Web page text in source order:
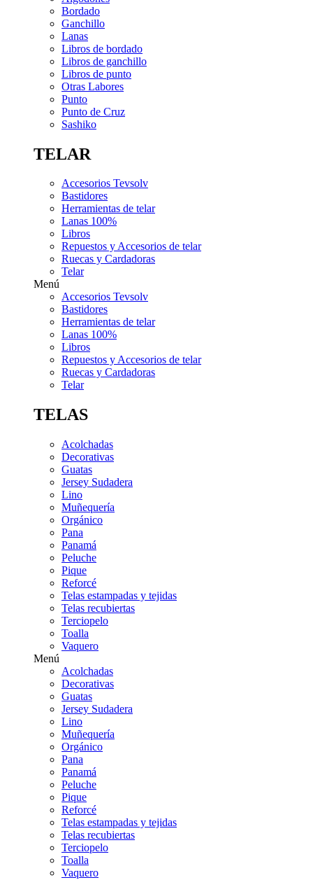
Bordado
Ganchillo
Lanas
Libros de bordado
Libros de ganchillo
Libros de punto
Otras Labores
Punto
Punto de Cruz
Sashiko
TELAR
Accesorios Tevsolv
Bastidores
Herramientas de telar
Lanas 100%
Libros
Repuestos y Accesorios de telar
Ruecas y Cardadoras
Telar
Menú
Accesorios Tevsolv
Bastidores
Herramientas de telar
Lanas 100%
Libros
Repuestos y Accesorios de telar
Ruecas y Cardadoras
Telar
TELAS
Acolchadas
Decorativas
Guatas
Jersey Sudadera
Lino
Muñequería
Orgánico
Pana
Panamá
Peluche
Pique
Reforcé
Telas estampadas y tejidas
Telas recubiertas
Terciopelo
Toalla
Vaquero
Menú
Acolchadas
Decorativas
Guatas
Jersey Sudadera
Lino
Muñequería
Orgánico
Pana
Panamá
Peluche
Pique
Reforcé
Telas estampadas y tejidas
Telas recubiertas
Terciopelo
Toalla
Vaquero